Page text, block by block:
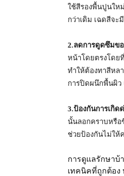
ใช้สีรองพื้นปูนให
กว่าเดิม เฉดสีจ
2.ลดการดูดซึมข
หน้าโดยตรงโดย
ทำให้ต้องทาสีหล
การปิดผนึกพื้นผิว
3.ป้องกันการเกิด
นั้นลอกคราบหรือ
ช่วยป้องกันไม่ให้
การดูแลรักษาบ้
เทคนิคที่ถูกต้อง